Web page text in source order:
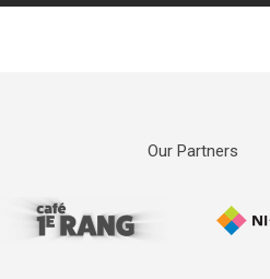
Our Partners